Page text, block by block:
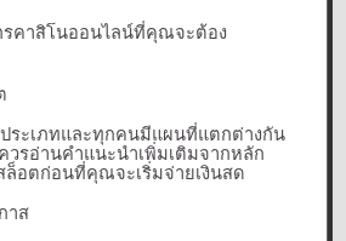
รคาสิโนออนไลน์ที่คุณจะต้อง
ระเภทและทุกคนมีแผนที่แตกต่างกัน
รอ่านคำแนะนำเพิ่มเติมจากหลัก
ล็อตก่อนที่คุณจะเริ่มจ่ายเงินสด
าส